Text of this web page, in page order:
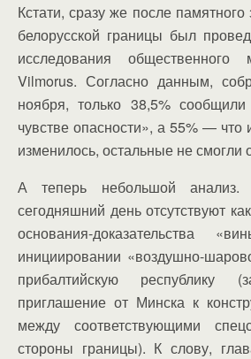
Кстати, сразу же после памятного
белорусской границы был
исследования
Vilmorus. Согласно данным,
ноября, только 38,5%
чувстве опасности», а 55% — что
изменилось, остальные не смогли
А теперь небольшой
сегодняшний день отсутствуют
основания-доказательства
инициировании «воздушно-
прибалтийскую республику
приглашение от Минска к
между соответствующими
стороны границы). К слову,